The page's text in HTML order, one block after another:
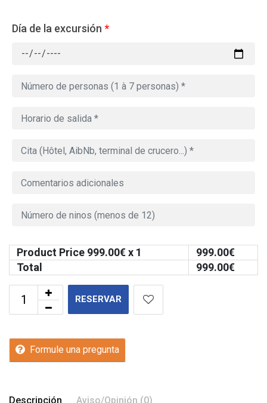
Día de la excursión *
Product Price 999.00€ x 1 999.00€
Total
999.00€
RESERVAR
Formule una pregunta
Descripción Aviso/Opinión (0)